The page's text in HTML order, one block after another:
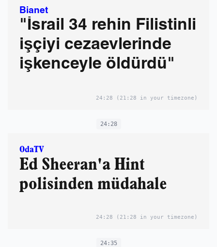
Bianet
"İsrail 34 rehin Filistinli
işçiyi cezaevlerinde
işkenceyle öldürdü"
24:28 (21:28 in your timezone)
24:28
OdaTV
Ed Sheeran'a Hint
polisinden müdahale
24:28 (21:28 in your timezone)
24:35